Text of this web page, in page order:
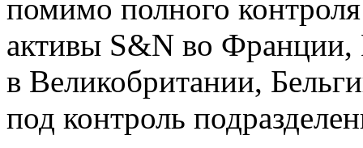
помимо полного
активы S&N во
в Великобритании,
под контроль